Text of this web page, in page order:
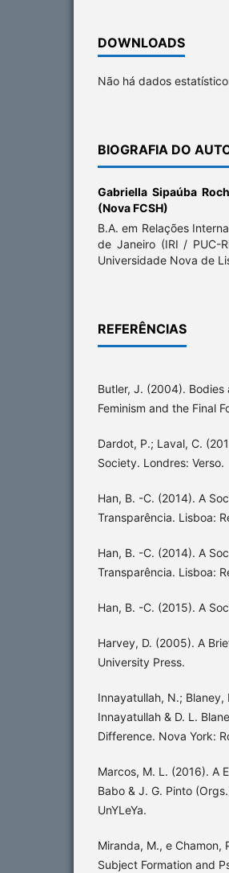
DOWNLOADS
Não há dados
BIOGRAFIA DO
Gabriella Sipaúba
(Nova FCSH)
B.A. em Relações
de Janeiro (IRI / PUC-
Universidade Nova de
REFERÊNCIAS
Butler, J. (2004). Bodies
Feminism and the Final
Dardot, P.; Laval, C.
Society. Londres: Verso.
Han, B. -C. (2014). A
Transparência. Lisboa:
Han, B. -C. (2014). A
Transparência. Lisboa:
Han, B. -C. (2015). A
Harvey, D. (2005). A
University Press.
Innayatullah, N.;
Innayatullah & D. L.
Difference. Nova York:
Marcos, M. L. (2016). A
Babo & J. G. Pinto
UnYLeYa.
Miranda, M., e Chamon,
Subject Formation and